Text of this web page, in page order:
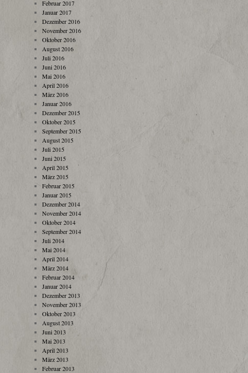
Februar 2017
Januar 2017
Dezember 2016
November 2016
Oktober 2016
August 2016
Juli 2016
Juni 2016
Mai 2016
April 2016
März 2016
Januar 2016
Dezember 2015
Oktober 2015
September 2015
August 2015
Juli 2015
Juni 2015
April 2015
März 2015
Februar 2015
Januar 2015
Dezember 2014
November 2014
Oktober 2014
September 2014
Juli 2014
Mai 2014
April 2014
März 2014
Februar 2014
Januar 2014
Dezember 2013
November 2013
Oktober 2013
August 2013
Juni 2013
Mai 2013
April 2013
März 2013
Februar 2013